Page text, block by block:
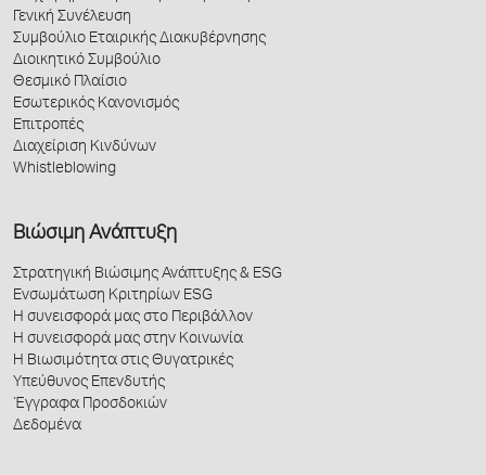
Γενική Συνέλευση
Συμβούλιο Εταιρικής Διακυβέρνησης
Διοικητικό Συμβούλιο
Θεσμικό Πλαίσιο
Εσωτερικός Κανονισμός
Επιτροπές
Διαχείριση Κινδύνων
Whistleblowing
Βιώσιμη Ανάπτυξη
Στρατηγική Βιώσιμης Ανάπτυξης & ESG
Ενσωμάτωση Κριτηρίων ESG
Η συνεισφορά μας στο Περιβάλλον
Η συνεισφορά μας στην Κοινωνία
Η Βιωσιμότητα στις Θυγατρικές
Υπεύθυνος Επενδυτής
Έγγραφα Προσδοκιών
Δεδομένα